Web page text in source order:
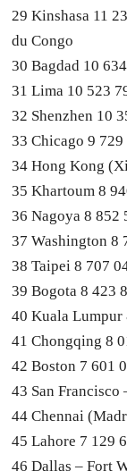
29 Kinshasa 11
du Congo
30 Bagdad 10
31 Lima 10 523
32 Shenzhen 10
33 Chicago 9
34 Hong Kong
35 Khartoum 8
36 Nagoya 8 852
37 Washington 8
38 Taipei 8 707
39 Bogota 8 423
40 Kuala
41 Chongqing 8
42 Boston 7 601
43 San Francisco
44 Chennai
45 Lahore 7 129
46 Dallas – Fort